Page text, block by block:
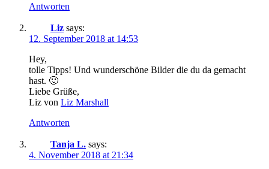
Antworten
Liz says:
12. September 2018 at 14:53
Hey,
tolle Tipps! Und wunderschöne Bilder die du da gemacht
hast. 🙂
Liebe Grüße,
Liz von Liz Marshall
Antworten
Tanja L. says:
4. November 2018 at 21:34